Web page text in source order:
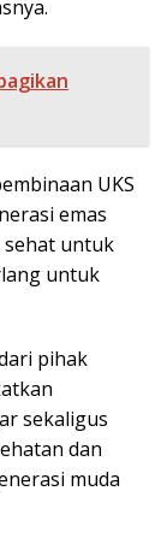
UKS
emas
sehat untuk
untuk
pihak
sekaligus
dan
muda